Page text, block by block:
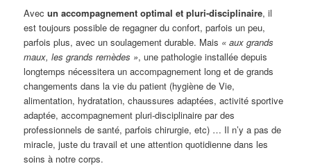
Avecun accompagnement optimal et pluri-disciplinaire, il
est toujours possible de regagner du confort, parfois un peu,
parfois plus, avec un soulagement durable. Mais « aux grands
maux, les grands remèdes », une pathologie installée depuis
longtemps nécessitera un accompagnement long et de grands
changements dans la vie du patient (hygiène de Vie,
alimentation, hydratation, chaussures adaptées, activité sportive
adaptée, accompagnement pluri-disciplinaire par des
professionnels de santé, parfois chirurgie, etc) … Il n’y a pas de
miracle, juste du travail et une attention quotidienne dans les
soins à notre corps.